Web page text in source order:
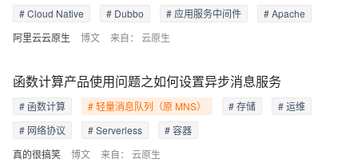
阿里云云原生 博文 来自： 云原生
# Cloud Native
# Dubbo # 应用服务中间件 # Apache
真的很搞笑 博文 来自： 云原生
函数计算产品使用问题之如何设置异步消息服务
# 函数计算 # 轻量消息队列（原 MNS） # 存储
# 运维
# 网络协议
# Serverless # 容器